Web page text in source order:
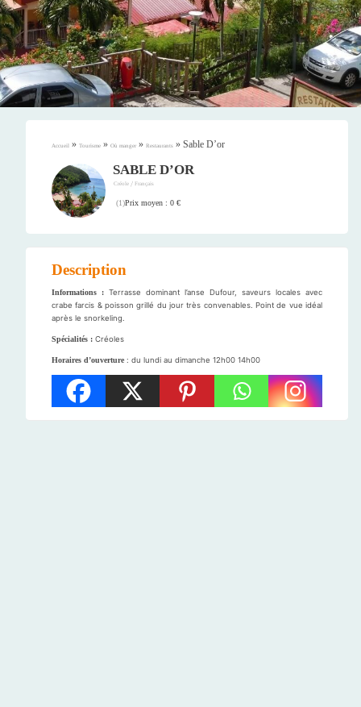
Accueil » Tourisme » Où manger » Restaurants » Sable D’or
SABLE D’OR
Créole / Français
(1)Prix moyen : 0 €
Description
Informations : Terrasse dominant l’anse Dufour, saveurs locales avec
crabe farcis & poisson grillé du jour très convenables. Point de vue idéal
après le snorkeling.
Spécialités : Créoles
Horaires d’ouverture : du lundi au dimanche 12h00 14h00